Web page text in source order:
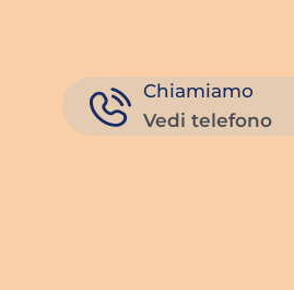
Chiamiamo
Vedi telefono